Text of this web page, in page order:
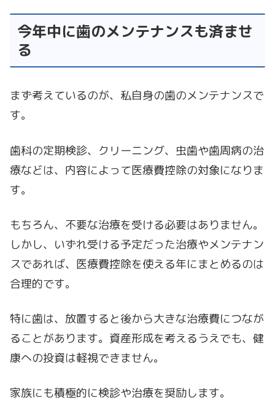
今年中に歯のメンテナンスも済ませ
る
まず考えているのが、私自身の歯のメンテナンスで
す。
歯科の定期検診、クリーニング、虫歯や歯周病の治
療などは、内容によって医療費控除の対象になりま
す。
もちろん、不要な治療を受ける必要はありません。
しかし、いずれ受ける予定だった治療やメンテナン
スであれば、医療費控除を使える年にまとめるのは
合理的です。
特に歯は、放置すると後から大きな治療費につなが
ることがあります。資産形成を考えるうえでも、健
康への投資は軽視できません。
家族にも積極的に検診や治療を奨励します。